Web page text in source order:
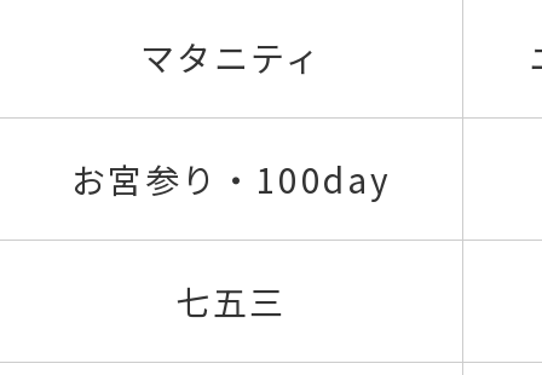
マタニティ
お宮参り・100day
七五三